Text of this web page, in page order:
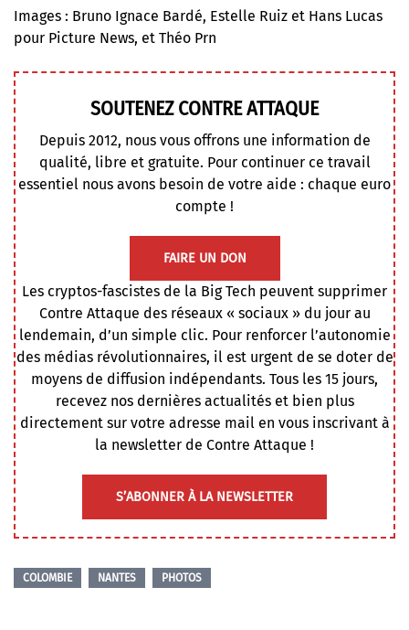
Images : Bruno Ignace Bardé, Estelle Ruiz et Hans Lucas
pour Picture News, et Théo Prn
SOUTENEZ CONTRE ATTAQUE
Depuis 2012, nous vous offrons une information de
qualité, libre et gratuite. Pour continuer ce travail
essentiel nous avons besoin de votre aide : chaque euro
compte !
FAIRE UN DON
Les cryptos-fascistes de la Big Tech peuvent supprimer
Contre Attaque des réseaux « sociaux » du jour au
lendemain, d’un simple clic. Pour renforcer l’autonomie
des médias révolutionnaires, il est urgent de se doter de
moyens de diffusion indépendants. Tous les 15 jours,
recevez nos dernières actualités et bien plus
directement sur votre adresse mail en vous inscrivant à
la newsletter de Contre Attaque !
S’ABONNER À LA NEWSLETTER
COLOMBIE NANTES PHOTOS